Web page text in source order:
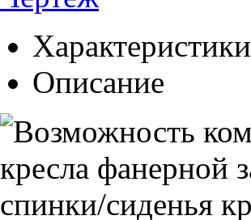
Характеристики
Описание